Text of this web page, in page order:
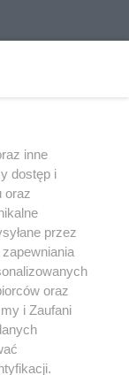
powielany i
sposób (w
polu
w
użycie lub
prawa,
kary i może być
inne
dostęp i
oraz
przez
oraz
i Zaufani